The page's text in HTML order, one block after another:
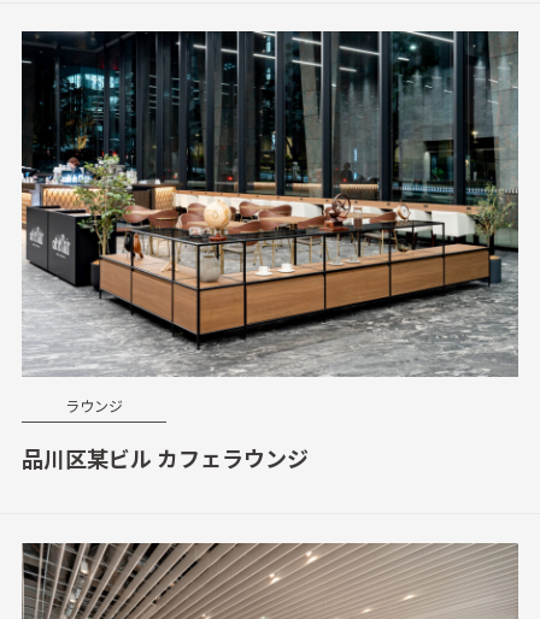
ラウンジ
品川区某ビル カフェラウンジ